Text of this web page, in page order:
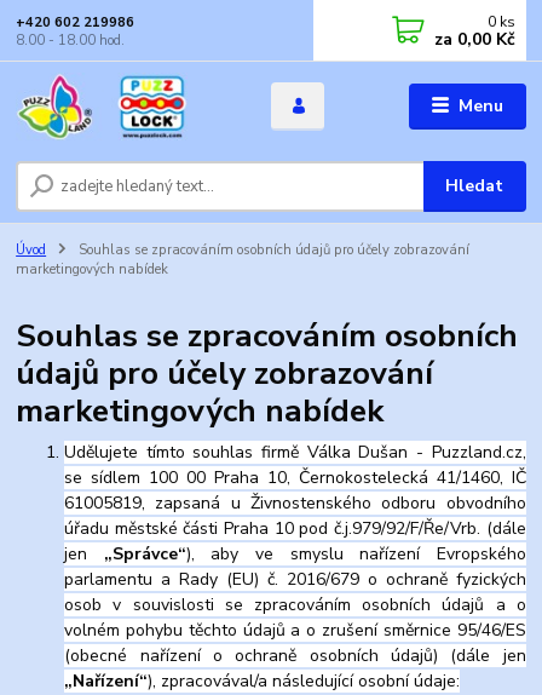
Menu
Hledat
+420 602 219986
8.00 - 18.00 hod.
0 ks
za 0,00 Kč
Úvod
Souhlas se zpracováním osobních údajů pro účely zobrazování
marketingových nabídek
Souhlas se zpracováním osobních
údajů pro účely zobrazování
marketingových nabídek
Udělujete tímto souhlas firmě Válka Dušan - Puzzland.cz,
se sídlem 100 00 Praha 10, Černokostelecká 41/1460, IČ
61005819, zapsaná u Živnostenského odboru obvodního
úřadu městské části Praha 10 pod č.j.979/92/F/Ře/Vrb. (dále
jen „Správce“), aby ve smyslu nařízení Evropského
parlamentu a Rady (EU) č. 2016/679 o ochraně fyzických
osob v souvislosti se zpracováním osobních údajů a o
volném pohybu těchto údajů a o zrušení směrnice 95/46/ES
(obecné nařízení o ochraně osobních údajů) (dále jen
„Nařízení“), zpracovával/a následující osobní údaje: